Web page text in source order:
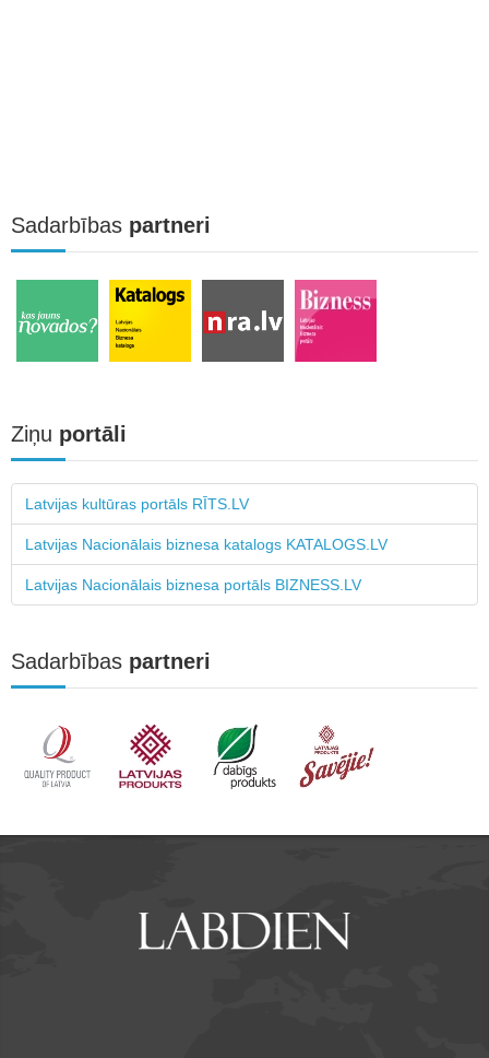
Sadarbības partneri
Ziņu portāli
Latvijas kultūras portāls RĪTS.LV
Latvijas Nacionālais biznesa katalogs KATALOGS.LV
Latvijas Nacionālais biznesa portāls BIZNESS.LV
Sadarbības partneri